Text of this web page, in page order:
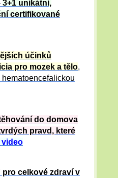
3+1 unikátní,
certifikované
účinků
pro mozek a tělo,
do domova
pravd, které
video
pro celkové zdraví v